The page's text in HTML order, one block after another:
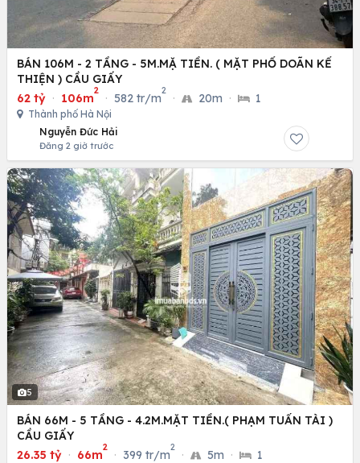
BÁN 106M - 2 TẦNG - 5M.MẶ TIỀN. ( MẶT PHỐ DOÃN KẾ
THIỆN ) CẦU GIẤY
62 tỷ · 106m
2
· 582 tr/m
2
· 20m · 1
Thành phố Hà Nội
Nguyễn Đức Hải
Đăng 2 giờ trước
5
BÁN 66M - 5 TẦNG - 4.2M.MẶT TIỀN.( PHẠM TUẤN TÀI )
CẦU GIẤY
26.35 tỷ · 66m
2
· 399 tr/m
2
· 5m · 1